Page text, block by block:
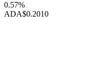
0.57%
ADA$0.2010